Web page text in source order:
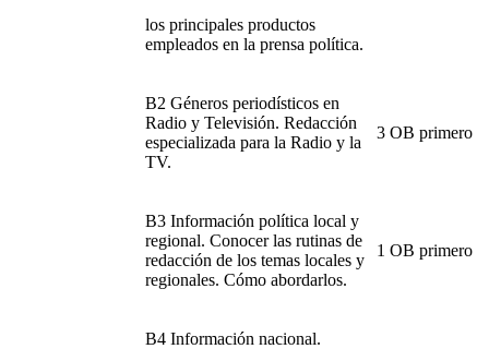
los principales productos
empleados en la prensa política.
B2 Géneros periodísticos en
Radio y Televisión. Redacción
especializada para la Radio y la
TV.
3 OB primero
B3 Información política local y
regional. Conocer las rutinas de
redacción de los temas locales y
regionales. Cómo abordarlos.
1 OB primero
B4 Información nacional.